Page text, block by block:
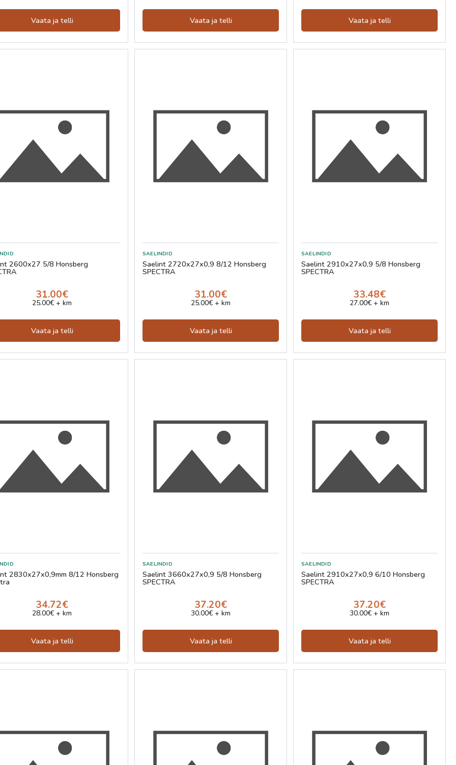
Vaata ja telli Vaata ja telli Vaata ja telli
2600x27 5/8 Honsberg
31.00€
25.00€ + km
Vaata ja telli
Saelint 2720x27x0,9 8/12 Honsberg
SPECTRA
31.00€
25.00€ + km
Vaata ja telli
Saelint 2910x27x0,9 5/8 Honsberg
SPECTRA
33.48€
27.00€ + km
Vaata ja telli
2830x27x0,9mm 8/12 Honsberg
34.72€
28.00€ + km
Vaata ja telli
Saelint 3660x27x0,9 5/8 Honsberg
SPECTRA
37.20€
30.00€ + km
Vaata ja telli
Saelint 2910x27x0,9 6/10 Honsberg
SPECTRA
37.20€
30.00€ + km
Vaata ja telli